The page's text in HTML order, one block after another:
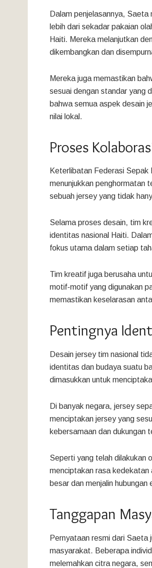
Dalam penjelasannya,
lebih dari sekadar pakaian
Haiti. Mereka melanjutkan
dikembangkan dan
Mereka juga memastikan
sesuai dengan standar yang
bahwa semua aspek desain
nilai lokal.
Proses
Keterlibatan Federasi Sepak
menunjukkan penghormatan
sebuah jersey yang tidak
Selama proses desain, tim
identitas nasional Haiti.
fokus utama dalam setiap
Tim kreatif juga berusaha
motif-motif yang digunakan
memastikan keselarasan
Pentingnya
Desain jersey tim nasional
identitas dan budaya suatu
dimasukkan untuk
Di banyak negara, jersey
menciptakan jersey yang
kebersamaan dan dukungan
Seperti yang telah dilakukan
menciptakan rasa kedekatan
besar dan menjalin
Tanggapan
Pernyataan resmi dari Saeta
masyarakat. Beberapa
melemahkan citra negara,